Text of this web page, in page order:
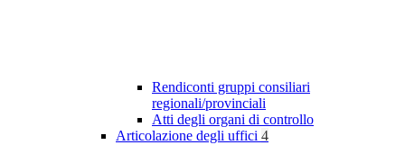
Rendiconti gruppi consiliari
regionali/provinciali
Atti degli organi di controllo
Articolazione degli uffici 4